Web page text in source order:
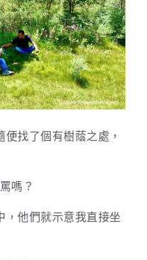
找了個有樹蔭之處，
嗎？
，他們就示意我直接坐